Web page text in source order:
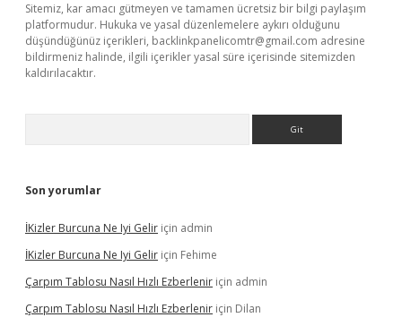
Sitemiz, kar amacı gütmeyen ve tamamen ücretsiz bir bilgi paylaşım
platformudur. Hukuka ve yasal düzenlemelere aykırı olduğunu
düşündüğünüz içerikleri, backlinkpanelicomtr@gmail.com adresine
bildirmeniz halinde, ilgili içerikler yasal süre içerisinde sitemizden
kaldırılacaktır.
Son yorumlar
İKizler Burcuna Ne Iyi Gelir için admin
İKizler Burcuna Ne Iyi Gelir için Fehime
Çarpım Tablosu Nasıl Hızlı Ezberlenir için admin
Çarpım Tablosu Nasıl Hızlı Ezberlenir için Dilan